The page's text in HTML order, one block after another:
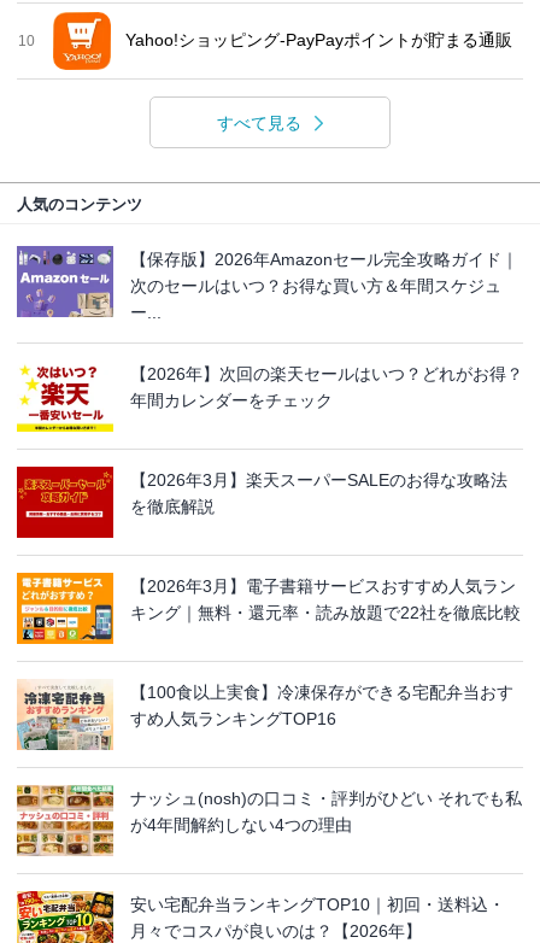
10 Yahoo!ショッピング-PayPayポイントが貯まる通販
すべて見る
人気のコンテンツ
【保存版】2026年Amazonセール完全攻略ガイド｜
次のセールはいつ？お得な買い方＆年間スケジュ
ー...
【2026年】次回の楽天セールはいつ？どれがお得？
年間カレンダーをチェック
【2026年3月】楽天スーパーSALEのお得な攻略法
を徹底解説
【2026年3月】電子書籍サービスおすすめ人気ラン
キング｜無料・還元率・読み放題で22社を徹底比較
【100食以上実食】冷凍保存ができる宅配弁当おす
すめ人気ランキングTOP16
ナッシュ(nosh)の口コミ・評判がひどい それでも私
が4年間解約しない4つの理由
安い宅配弁当ランキングTOP10｜初回・送料込・
月々でコスパが良いのは？【2026年】